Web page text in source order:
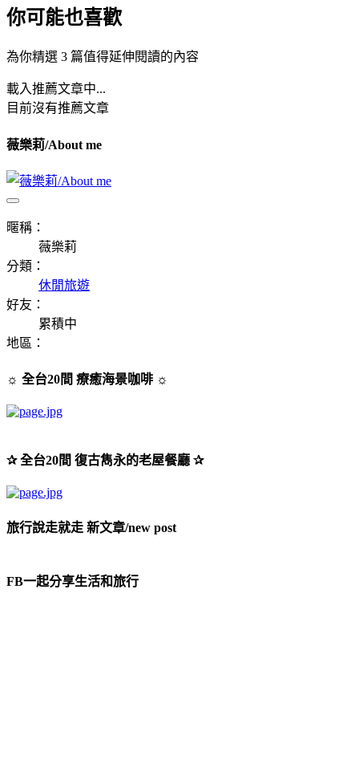
你可能也喜歡
為你精選 3 篇值得延伸閱讀的內容
載入推薦文章中...
目前沒有推薦文章
薇樂莉/About me
暱稱：
薇樂莉
分類：
休閒旅遊
好友：
累積中
地區：
☼ 全台20間 療癒海景咖啡 ☼
✰ 全台20間 復古雋永的老屋餐廳 ✰
旅行說走就走 新文章/new post
FB一起分享生活和旅行